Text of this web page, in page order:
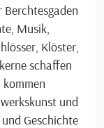
Musik,
Klöster,
schaffen
und
Geschichte